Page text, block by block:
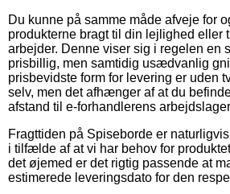
Du kunne på samme måde afveje for
produkterne bragt til din lejlighed eller
arbejder. Denne viser sig i regelen en
prisbillig, men samtidig usædvanlig
prisbevidste form for levering er uden
selv, men det afhænger af at du
afstand til e-forhandlerens
Fragttiden på Spiseborde er
i tilfælde af at vi har behov for
det øjemed er det rigtig passende at
estimerede leveringsdato for den